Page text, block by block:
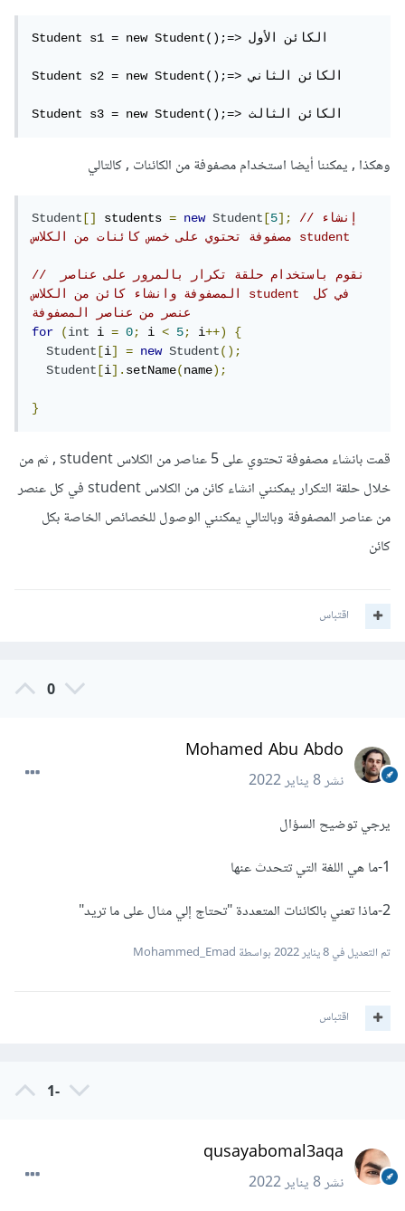
Student s1 = new Student();=> الكائن الأول
Student s2 = new Student();=> الكائن الثاني
Student s3 = new Student();=> الكائن الثالث
وهكذا , يمكننا أيضا استخدام مصفوفة من الكائنات , كالتالي
Student [] students = new Student [5];
//إنشاء
مصفوفة تحتوي على خمس كائنات من الكلاس student
// نقوم باستخدام حلقة تكرار بالمرور على عناصر
المصفوفة وانشاء كائن من الكلاس student في كل
عنصر من عناصر المصفوفة
for
(int i = 0; i < 5; i++)
{
Student [i] = new Student();
Student [i].setName(name);
}
قمت بانشاء مصفوفة تحتوي على 5 عناصر من الكلاس student , ثم من
خلال حلقة التكرار يمكنني انشاء كائن من الكلاس student في كل عنصر
من عناصر المصفوفة وبالتالي يمكنني الوصول للخصائص الخاصة بكل
كائن
اقتباس
0
Mohamed Abu Abdo
نشر8 يناير 2022
يرجي توضيح السؤال
1-ما هي اللغة التي تتحدث عنها
2-ماذا تعني بالكائنات المتعددة "تحتاج إلي مثال على ما تريد"
تم التعديل في8 يناير 2022 بواسطة Mohammed_Emad
اقتباس
-1
qusayabomal3aqa
نشر8 يناير 2022